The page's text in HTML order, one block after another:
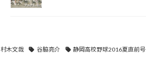
村木文哉 谷脇亮介 静岡高校野球2016夏直前号